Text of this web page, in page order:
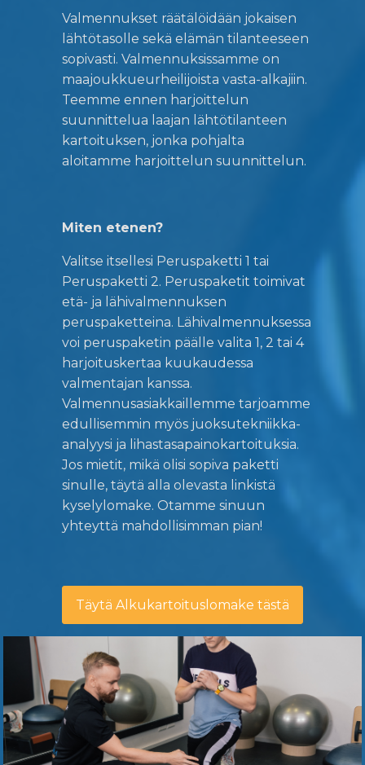
Valmennukset räätälöidään jokaisen
lähtötasolle sekä elämän tilanteeseen
sopivasti. Valmennuksissamme on
maajoukkueurheilijoista vasta-alkajiin.
Teemme ennen harjoittelun
suunnittelua laajan lähtötilanteen
kartoituksen, jonka pohjalta
aloitamme harjoittelun suunnittelun.
Miten etenen?
Valitse itsellesi Peruspaketti 1 tai
Peruspaketti 2. Peruspaketit toimivat
etä- ja lähivalmennuksen
peruspaketteina. Lähivalmennuksessa
voi peruspaketin päälle valita 1, 2 tai 4
harjoituskertaa kuukaudessa
valmentajan kanssa.
Valmennusasiakkaillemme tarjoamme
edullisemmin myös juoksutekniikka-
analyysi ja lihastasapainokartoituksia.
Jos mietit, mikä olisi sopiva paketti
sinulle, täytä alla olevasta linkistä
kyselylomake. Otamme sinuun
yhteyttä mahdollisimman pian!
Täytä Alkukartoituslomake tästä